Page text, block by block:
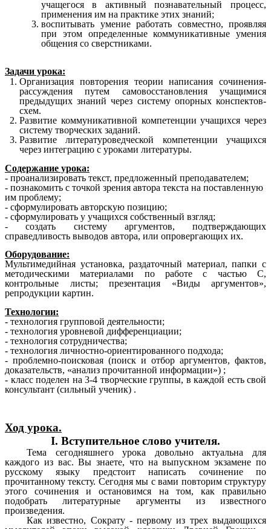
учащегося в активный познавательный процесс,
применения им на практике этих знаний;
воспитывать умение работать совместно, проявляя
при этом определенные коммуникативные умения
общения со сверстниками.
Задачи урока:
Организация повторения теории написания сочинения-
рассуждения путем самовосстановления учащимися
предыдущих знаний через систему опорных конспектов-
схем.
Развитие коммуникативной компетенции учащихся через
систему творческих заданий.
Развитие литературоведческой компетенции учащихся
через интеграцию с уроками литературы.
Содержание урока:
- проанализировать текст, предложенный преподавателем;
- познакомить с точкой зрения автора текста на поставленную
им проблему;
- сформулировать авторскую позицию;
- сформулировать у учащихся собственный взгляд;
- создать систему аргументов, подтверждающих
справедливость выводов автора, или опровергающих их.
Оборудование:
Мультимедийная установка, раздаточный материал, папки с
методическими материалами по работе с частью С,
контрольные листы; презентация «Виды аргументов»,
репродукции картин.
Технологии:
- технология групповой деятельности;
- технология уровневой дифференциации;
- технология сотрудничества;
- технология личностно-ориентированного подхода;
- проблемно-поисковая (поиск и отбор аргументов, фактов,
доказательств, «анализ прочитанной информации») ;
- класс поделен на 3-4 творческие группы, в каждой есть свой
консультант (сильный ученик) .
Ход урока.
I. Вступительное слово учителя.
Тема сегодняшнего урока довольно актуальна для
каждого из вас. Вы знаете, что на выпускном экзамене по
русскому языку предстоит написать сочинение по
прочитанному тексту. Сегодня мы с вами повторим структуру
этого сочинения и остановимся на том, как правильно
подобрать литературные аргументы из известного
произведения.
Как известно, Сократу - первому из трех выдающихся